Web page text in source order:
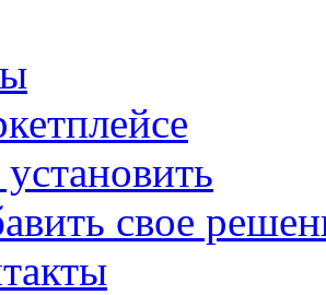
свое